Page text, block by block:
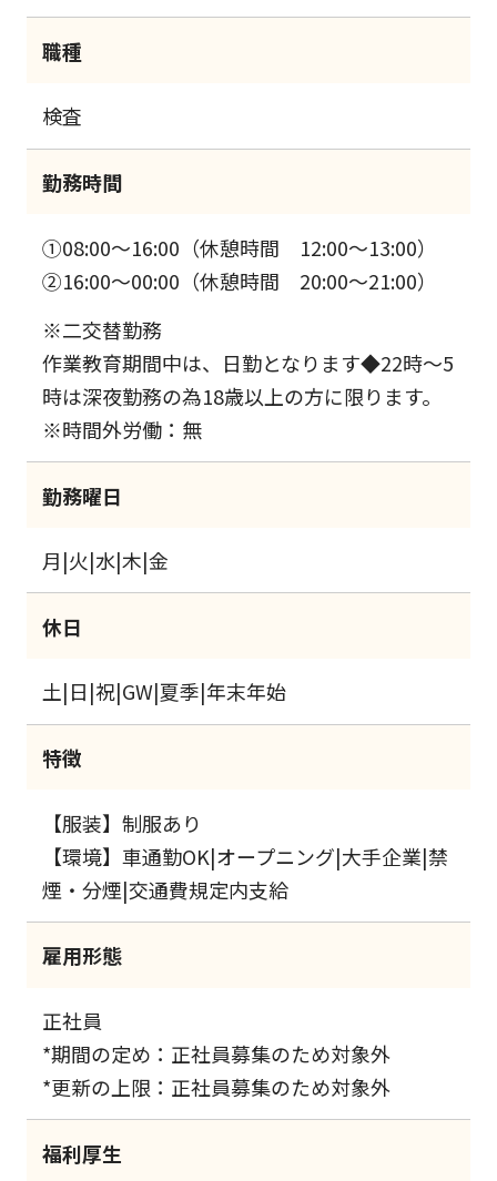
職種
検査
勤務時間
①08:00～16:00（休憩時間 12:00～13:00）
②16:00～00:00（休憩時間 20:00～21:00）
※二交替勤務
作業教育期間中は、日勤となります◆22時～5
時は深夜勤務の為18歳以上の方に限ります。
※時間外労働：無
勤務曜日
月|火|水|木|金
休日
土|日|祝|GW|夏季|年末年始
特徴
【服装】制服あり
【環境】車通勤OK|オープニング|大手企業|禁
煙・分煙|交通費規定内支給
雇用形態
正社員
*期間の定め：正社員募集のため対象外
*更新の上限：正社員募集のため対象外
福利厚生